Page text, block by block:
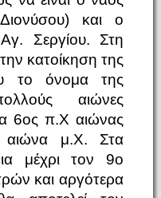
και ο
Αγ. Σεργίου. Στη
κατοίκηση της
το όνομα της
αιώνες
6ος π.Χ αιώνας
μ.Χ. Στα
μέχρι τον 9ο
και αργότερα